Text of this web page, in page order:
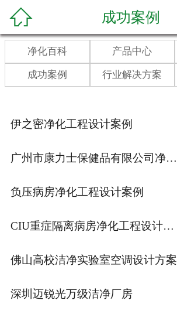
 成功案例
净化百科 产品中心
成功案例 行业解决方案
伊之密净化工程设计案例
广州市康力士保健品有限公司净化工程设计案例
负压病房净化工程设计案例
CIU重症隔离病房净化工程设计案例
佛山高校洁净实验室空调设计方案
深圳迈锐光万级洁净厂房